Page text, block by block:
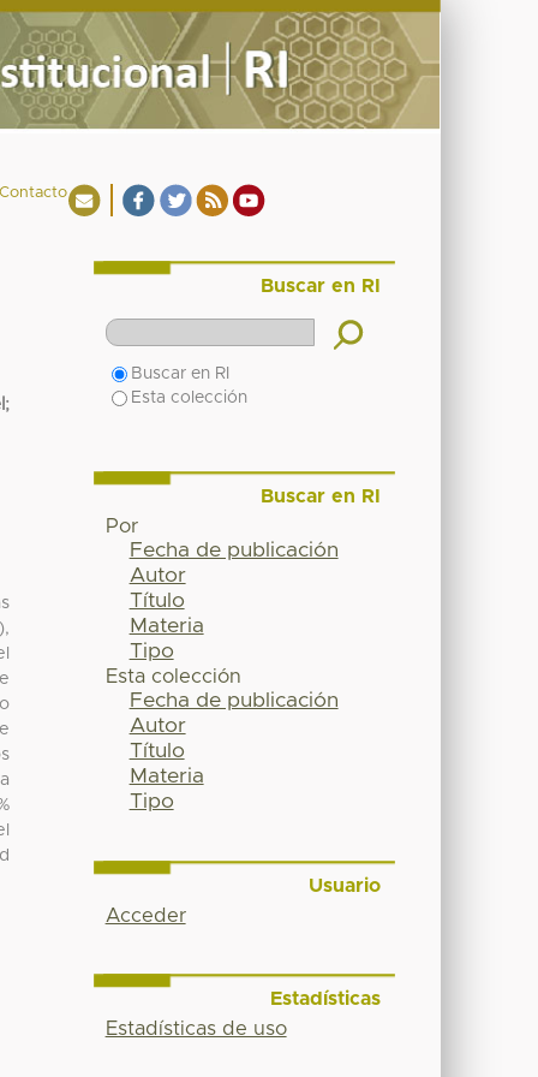
Contacto
;
Buscar en RI
Buscar en RI
Esta colección
Buscar en RI
Por
Fecha de publicación
Autor
Título
Materia
Tipo
Esta colección
Fecha de publicación
Autor
Título
Materia
Tipo
Usuario
Acceder
Estadísticas
Estadísticas de uso